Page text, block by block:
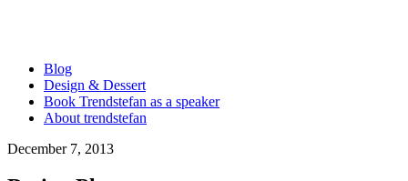
Blog
Design & Dessert
Book Trendstefan as a speaker
About trendstefan
December 7, 2013